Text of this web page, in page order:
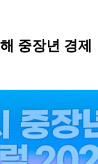
중장년 경제